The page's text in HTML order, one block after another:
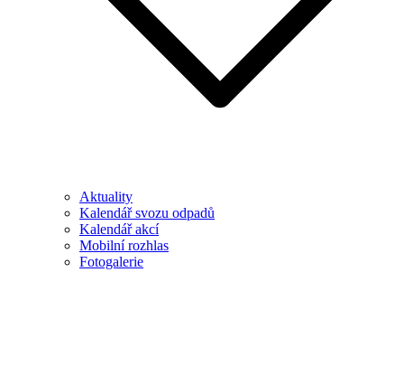
Aktuality
Kalendář svozu odpadů
Kalendář akcí
Mobilní rozhlas
Fotogalerie